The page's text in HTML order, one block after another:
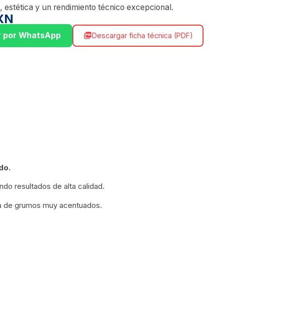
estética y un rendimiento técnico excepcional.
por WhatsApp picture_as_pdfDescargar ficha técnica (PDF)
resultados de alta calidad.
grumos muy acentuados.